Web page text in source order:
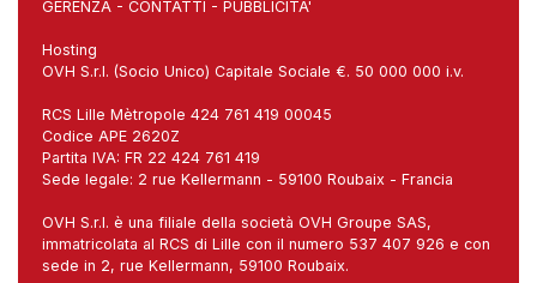
GERENZA - CONTATTI - PUBBLICITA'
Hosting
OVH S.r.l. (Socio Unico) Capitale Sociale €. 50 000 000 i.v.
RCS Lille Mètropole 424 761 419 00045
Codice APE 2620Z
Partita IVA: FR 22 424 761 419
Sede legale: 2 rue Kellermann - 59100 Roubaix - Francia
OVH S.r.l. è una filiale della società OVH Groupe SAS,
immatricolata al RCS di Lille con il numero 537 407 926 e con
sede in 2, rue Kellermann, 59100 Roubaix.